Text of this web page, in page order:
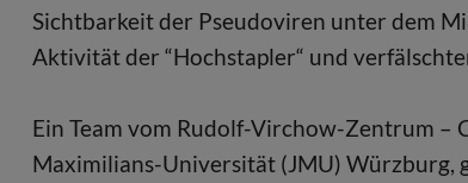
Sichtbarkeit der Pseudoviren unter dem
Aktivität der “Hochstapler“ und
Ein Team vom Rudolf-Virchow-Zentrum –
Maximilians-Universität (JMU) Würzburg,